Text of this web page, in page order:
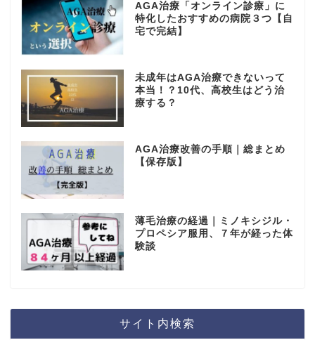
AGA治療「オンライン診療」に
特化したおすすめの病院３つ【自
宅で完結】
未成年はAGA治療できないって
本当！？10代、高校生はどう治
療する？
AGA治療改善の手順｜総まとめ
【保存版】
薄毛治療の経過｜ミノキシジル・
プロペシア服用、７年が経った体
験談
サイト内検索